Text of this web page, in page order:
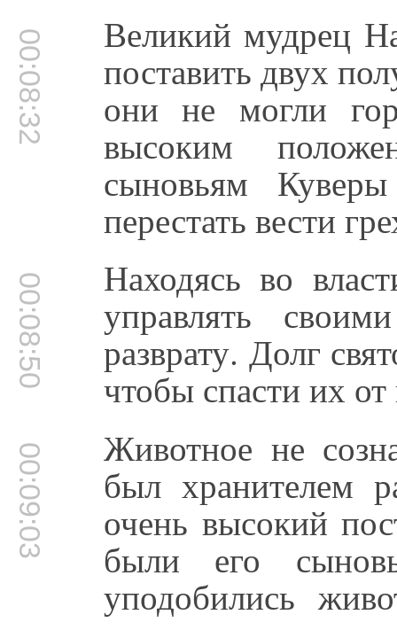
00:08:32 Великий мудрец
поставить двух
они не могли
высоким
сыновьям
перестать вести
00:08:50 Находясь во
управлять
разврату. Долг
чтобы спасти их
00:09:03 Животное не
был хранителем
очень высокий
были его
уподобились